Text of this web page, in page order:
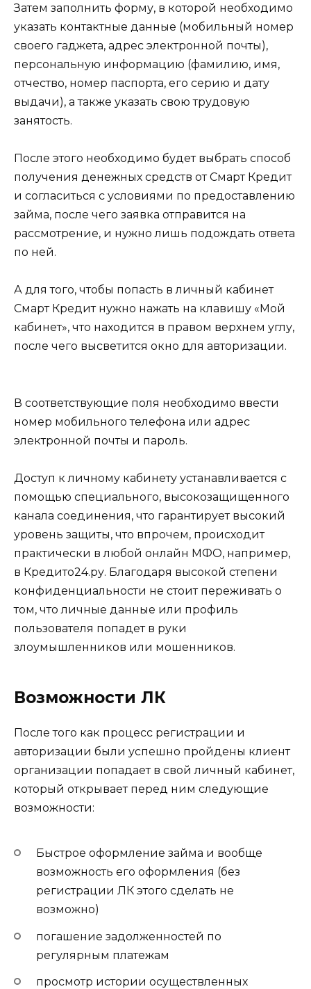
Затем заполнить форму, в которой необходимо
указать контактные данные (мобильный номер
своего гаджета, адрес электронной почты),
персональную информацию (фамилию, имя,
отчество, номер паспорта, его серию и дату
выдачи), а также указать свою трудовую
занятость.
После этого необходимо будет выбрать способ
получения денежных средств от Смарт Кредит
и согласиться с условиями по предоставлению
займа, после чего заявка отправится на
рассмотрение, и нужно лишь подождать ответа
по ней.
А для того, чтобы попасть в личный кабинет
Смарт Кредит нужно нажать на клавишу «Мой
кабинет», что находится в правом верхнем углу,
после чего высветится окно для авторизации.
В соответствующие поля необходимо ввести
номер мобильного телефона или адрес
электронной почты и пароль.
Доступ к личному кабинету устанавливается с
помощью специального, высокозащищенного
канала соединения, что гарантирует высокий
уровень защиты, что впрочем, происходит
практически в любой онлайн МФО, например,
в Кредито24.ру. Благодаря высокой степени
конфиденциальности не стоит переживать о
том, что личные данные или профиль
пользователя попадет в руки
злоумышленников или мошенников.
Возможности ЛК
После того как процесс регистрации и
авторизации были успешно пройдены клиент
организации попадает в свой личный кабинет,
который открывает перед ним следующие
возможности:
Быстрое оформление займа и вообще
возможность его оформления (без
регистрации ЛК этого сделать не
возможно)
погашение задолженностей по
регулярным платежам
просмотр истории осуществленных